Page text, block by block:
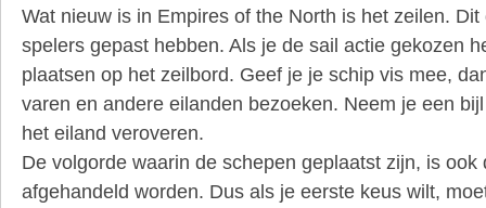
Wat nieuw is in Empires of the North is het zeilen.
spelers gepast hebben. Als je de sail actie gekozen
plaatsen op het zeilbord. Geef je je schip vis mee,
varen en andere eilanden bezoeken. Neem je een
het eiland veroveren.
De volgorde waarin de schepen geplaatst zijn, is
afgehandeld worden. Dus als je eerste keus wilt,